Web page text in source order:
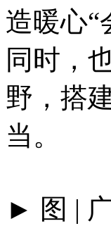
造暖心“
同时，
野，搭
当。
► 图 |